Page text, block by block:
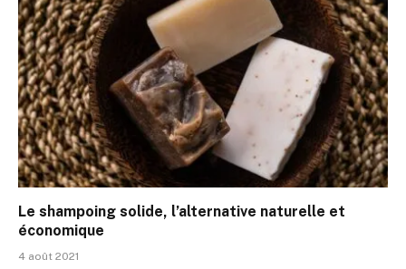
Le shampoing solide, l’alternative naturelle et
économique
4 août 2021